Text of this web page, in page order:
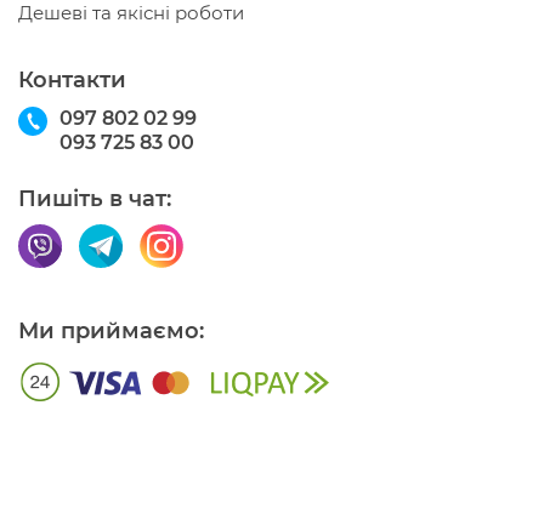
Дешеві та якісні роботи
Контакти
097 802 02 99
093 725 83 00
Пишіть в чат:
Ми приймаємо: